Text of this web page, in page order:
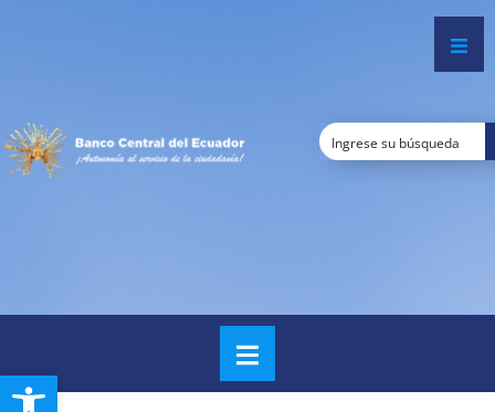
Open toolbar